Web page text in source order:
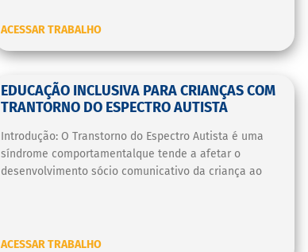
ACESSAR TRABALHO
EDUCAÇÃO INCLUSIVA PARA CRIANÇAS COM
TRANTORNO DO ESPECTRO AUTISTA
Introdução: O Transtorno do Espectro Autista é uma
síndrome comportamentalque tende a afetar o
desenvolvimento sócio comunicativo da criança ao
ACESSAR TRABALHO